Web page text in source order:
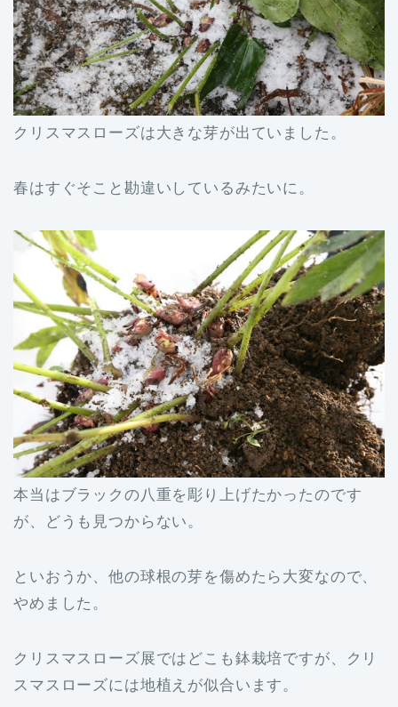
クリスマスローズは大きな芽が出ていました。
春はすぐそこと勘違いしているみたいに。
本当はブラックの八重を彫り上げたかったのです
が、どうも見つからない。
といおうか、他の球根の芽を傷めたら大変なので、
やめました。
クリスマスローズ展ではどこも鉢栽培ですが、クリ
スマスローズには地植えが似合います。